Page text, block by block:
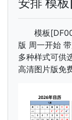
模板
版 周一开始
多种样式可供
高清图片版免